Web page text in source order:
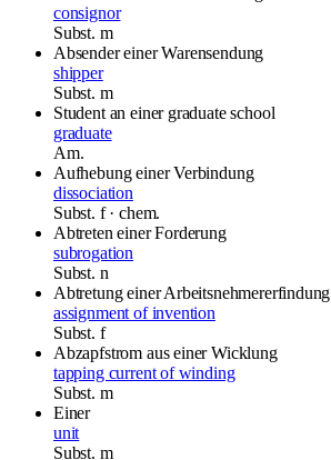
consignor
Subst. m
Absender einer Warensendung
shipper
Subst. m
Student an einer graduate school
graduate
Am.
Aufhebung einer Verbindung
dissociation
Subst. f· chem.
Abtreten einer Forderung
subrogation
Subst. n
Abtretung einer Arbeitsnehmererfindung
assignment of invention
Subst. f
Abzapfstrom aus einer Wicklung
tapping current of winding
Subst. m
Einer
unit
Subst. m